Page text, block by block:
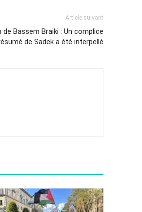
Article suivant
de Bassem Braiki : Un complice
de Sadek a été interpellé